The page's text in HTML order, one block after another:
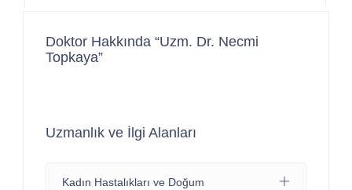
Doktor Hakkında “Uzm. Dr. Necmi
Topkaya”
Uzmanlık ve İlgi Alanları
Kadın Hastalıkları ve Doğum